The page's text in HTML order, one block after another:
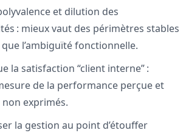
et dilution des
: mieux vaut des périmètres stables
l’ambiguïté fonctionnelle.
la satisfaction “client interne” :
de la performance perçue et
exprimés.
la gestion au point d’étouffer